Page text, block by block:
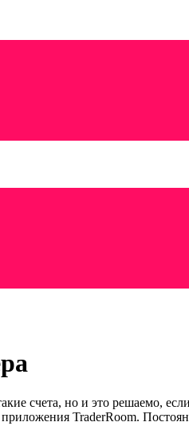
счета, но и это решаемо,
приложения TraderRoom.